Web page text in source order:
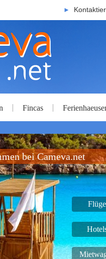
►
Fincas
bei Cameva.net
Flüge